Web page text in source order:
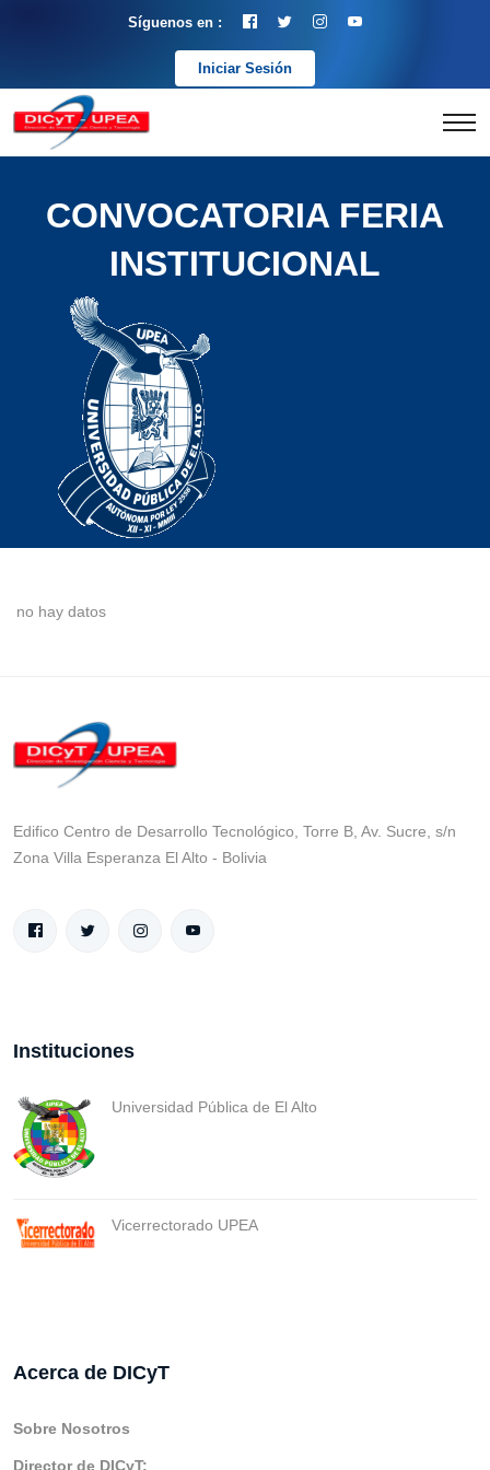
Síguenos en :
Iniciar Sesión
CONVOCATORIA FERIA
INSTITUCIONAL
no hay datos
Edifico Centro de Desarrollo Tecnológico, Torre B, Av. Sucre, s/n
Zona Villa Esperanza El Alto - Bolivia
Instituciones
Universidad Pública de El Alto
Vicerrectorado UPEA
Acerca de DICyT
Sobre Nosotros
Director de DICyT: